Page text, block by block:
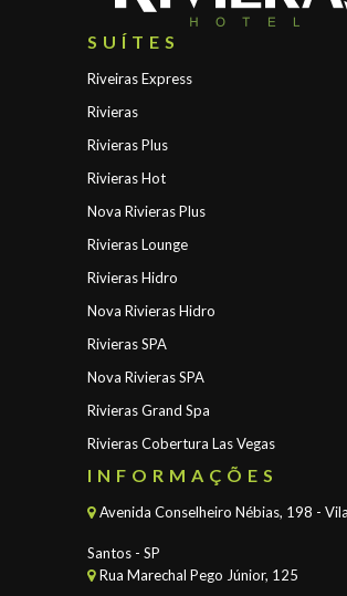
SUÍTES
Riveiras Express
Rivieras
Rivieras Plus
Rivieras Hot
Nova Rivieras Plus
Rivieras Lounge
Rivieras Hidro
Nova Rivieras Hidro
Rivieras SPA
Nova Rivieras SPA
Rivieras Grand Spa
Rivieras Cobertura Las Vegas
INFORMAÇÕES
Avenida Conselheiro Nébias, 198 -
Santos - SP
Rua Marechal Pego Júnior, 125